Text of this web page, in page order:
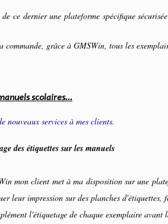
ce dernier une plateforme spécifique
commande, grâce à GMSWin, tous les
scolaires...
nouveaux services à mes clients.
des étiquettes sur les manuels
mon client met à ma disposition sur une
leur impression sur des planches d'étiquettes,
l'étiquetage de chaque exemplaire avant